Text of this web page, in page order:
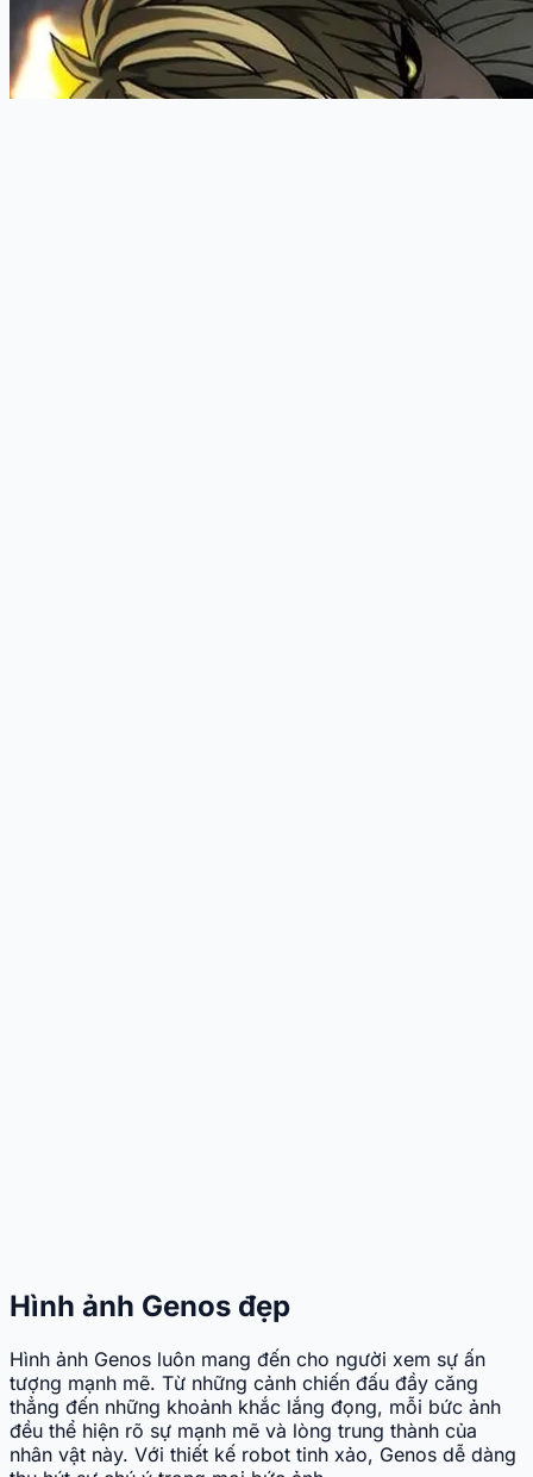
Hình ảnh Genos đẹp
Hình ảnh Genos luôn mang đến cho người xem sự ấn
tượng mạnh mẽ. Từ những cảnh chiến đấu đầy căng
thẳng đến những khoảnh khắc lắng đọng, mỗi bức ảnh
đều thể hiện rõ sự mạnh mẽ và lòng trung thành của
nhân vật này. Với thiết kế robot tinh xảo, Genos dễ dàng